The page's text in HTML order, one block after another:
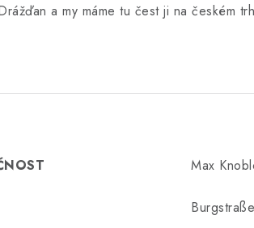
a my máme tu čest ji na českém
Max